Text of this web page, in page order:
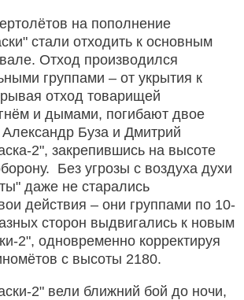
на пополнение
стали отходить к основным
Отход производился
группами – от укрытия к
отход товарищей
и дымами, погибают двое
Александр Буза и Дмитрий
2", закрепившись на высоте
Без угрозы с воздуха духи
даже не старались
действия – они группами по 10-
сторон выдвигались к новым
2", одновременно корректируя
с высоты 2180.
2" вели ближний бой до ночи,